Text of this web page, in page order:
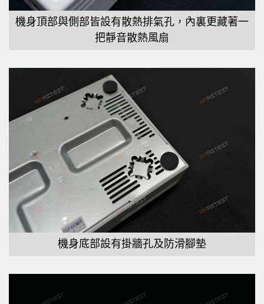
機身頂部與側部皆設有散熱排氣孔，內裏更藏著一
把靜音散熱風扇
機身底部設有掛牆孔及防滑腳墊